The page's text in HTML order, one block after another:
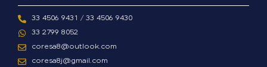
33 4506 9431 / 33 4506 9430
33 2799 8052
coresa8@outlook.com
coresa8j@gmail.com